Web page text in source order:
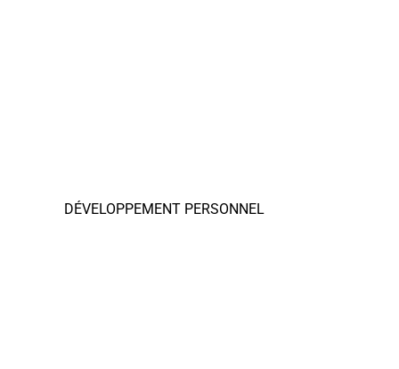
DÉVELOPPEMENT PERSONNEL